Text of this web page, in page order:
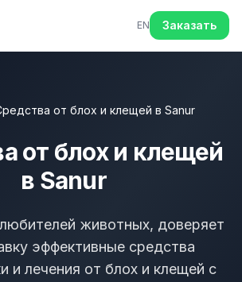
EN Заказать
от блох и клещей в Sanur
от блох и клещей
в Sanur
животных, доверяет
эффективные средства
и лечения от блох и клещей с